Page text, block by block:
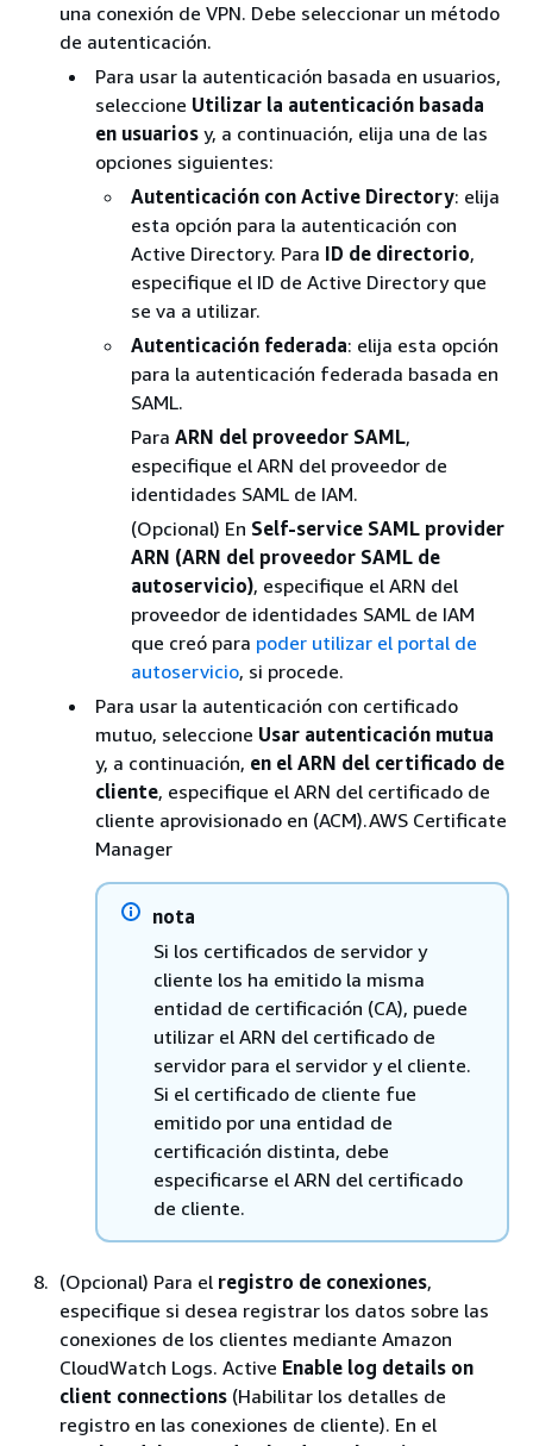
una conexión de VPN. Debe seleccionar un método
de autenticación.
Para usar la autenticación basada en usuarios,
seleccione Utilizar la autenticación basada
en usuarios y, a continuación, elija una de las
opciones siguientes:
Autenticación con Active Directory: elija
esta opción para la autenticación con
Active Directory. Para ID de directorio,
especifique el ID de Active Directory que
se va a utilizar.
Autenticación federada: elija esta opción
para la autenticación federada basada en
SAML.
Para ARN del proveedor SAML,
especifique el ARN del proveedor de
identidades SAML de IAM.
(Opcional) En Self-service SAML provider
ARN (ARN del proveedor SAML de
autoservicio), especifique el ARN del
proveedor de identidades SAML de IAM
que creó para poder utilizar el portal de
autoservicio, si procede.
Para usar la autenticación con certificado
mutuo, seleccione Usar autenticación mutua
y, a continuación, en el ARN del certificado de
cliente, especifique el ARN del certificado de
cliente aprovisionado en (ACM).AWS Certificate
Manager
nota
Si los certificados de servidor y
cliente los ha emitido la misma
entidad de certificación (CA), puede
utilizar el ARN del certificado de
servidor para el servidor y el cliente.
Si el certificado de cliente fue
emitido por una entidad de
certificación distinta, debe
especificarse el ARN del certificado
de cliente.
(Opcional) Para el registro de conexiones,
especifique si desea registrar los datos sobre las
conexiones de los clientes mediante Amazon
CloudWatch Logs. Active Enable log details on
client connections (Habilitar los detalles de
registro en las conexiones de cliente). En el